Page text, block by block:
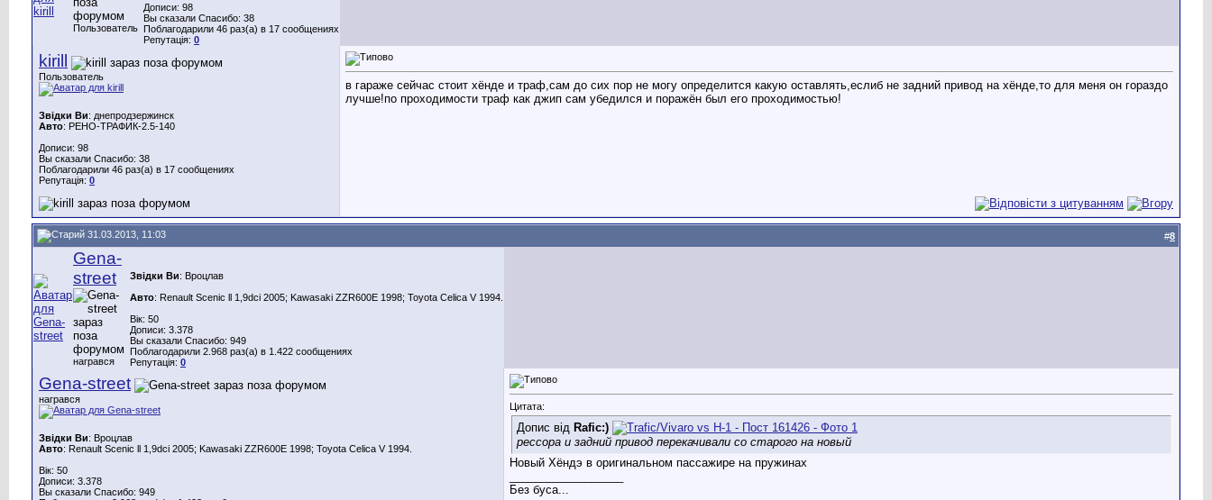
Пользователь
Дописи: 98
Вы сказали Спасибо: 38
Поблагодарили 46 раз(а) в 17 сообщениях
Репутація: 0
kirill
Пользователь
Звідки Ви: днепродзержинск
Авто: РЕНО-ТРАФИК-2.5-140
Дописи: 98
Вы сказали Спасибо: 38
Поблагодарили 46 раз(а) в 17 сообщениях
Репутація: 0
в гараже сейчас стоит хёнде и траф,сам до сих пор не могу определится какую оставлять,еслиб не задний привод на хёнде,то для меня он гораздо
лучше!по проходимости траф как джип сам убедился и поражён был его проходимостью!
31.03.2013, 11:03 #8
Gena-
street
награвся
Звідки Ви: Вроцлав
Авто: Renault Scenic ll 1,9dci 2005; Kawasaki ZZR600E 1998; Toyota Celica V 1994.
Вік: 50
Дописи: 3.378
Вы сказали Спасибо: 949
Поблагодарили 2.968 раз(а) в 1.422 сообщениях
Репутація: 0
Gena-street
награвся
Звідки Ви: Вроцлав
Авто: Renault Scenic ll 1,9dci 2005; Kawasaki ZZR600E 1998; Toyota Celica V 1994.
Вік: 50
Дописи: 3.378
Вы сказали Спасибо: 949
Цитата:
Допис від Rafic:)
рессора и задний привод перекачивали со старого на новый
Новый Хёндэ в оригинальном пассажире на пружинах
Без буса...